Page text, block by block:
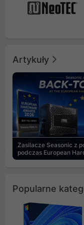
Artykuły
Zasilacze Seasonic z
podczas European
Popularne